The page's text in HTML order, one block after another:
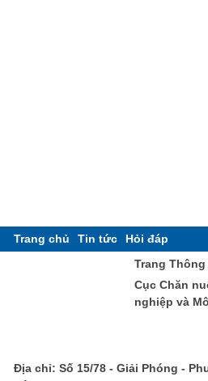
Trang chủ Tin tức
Hỏi đáp
Trang
Cục Chăn
nghiệp và
Địa chỉ: Số 15/78 - Giải Phóng -